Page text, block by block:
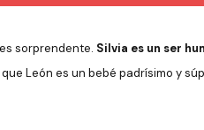
sorprendente. Silvia es un ser
que León es un bebé padrísimo y